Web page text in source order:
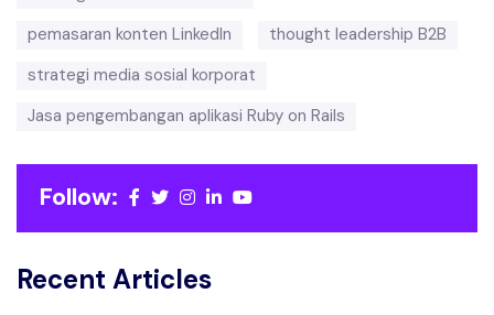
pemasaran konten LinkedIn
thought leadership B2B
strategi media sosial korporat
Jasa pengembangan aplikasi Ruby on Rails
Follow:
Recent Articles